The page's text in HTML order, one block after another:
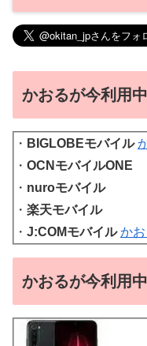
かおるが今利用
・ BIGLOBEモバイル
・ OCNモバイルONE
・ nuroモバイル
・ 楽天モバイル
・ J:COMモバイル か
かおるが今利用